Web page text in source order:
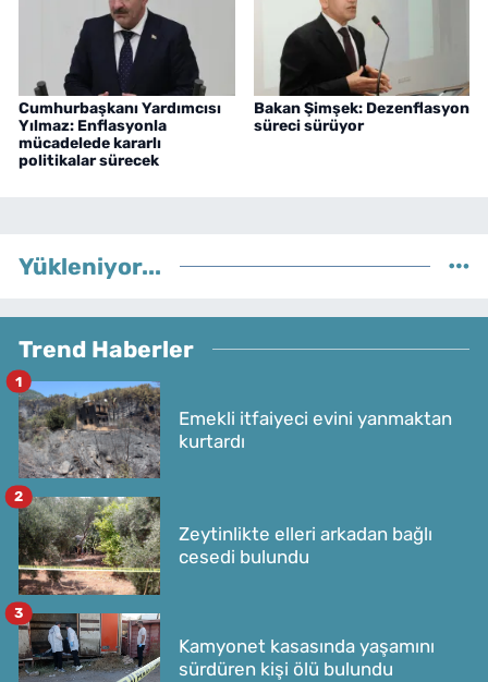
Cumhurbaşkanı Yardımcısı
Yılmaz: Enflasyonla
mücadelede kararlı
politikalar sürecek
Bakan Şimşek: Dezenflasyon
süreci sürüyor
Yükleniyor...
Trend Haberler
Emekli itfaiyeci evini yanmaktan
kurtardı
1
Zeytinlikte elleri arkadan bağlı
cesedi bulundu
2
Kamyonet kasasında yaşamını
sürdüren kişi ölü bulundu
3